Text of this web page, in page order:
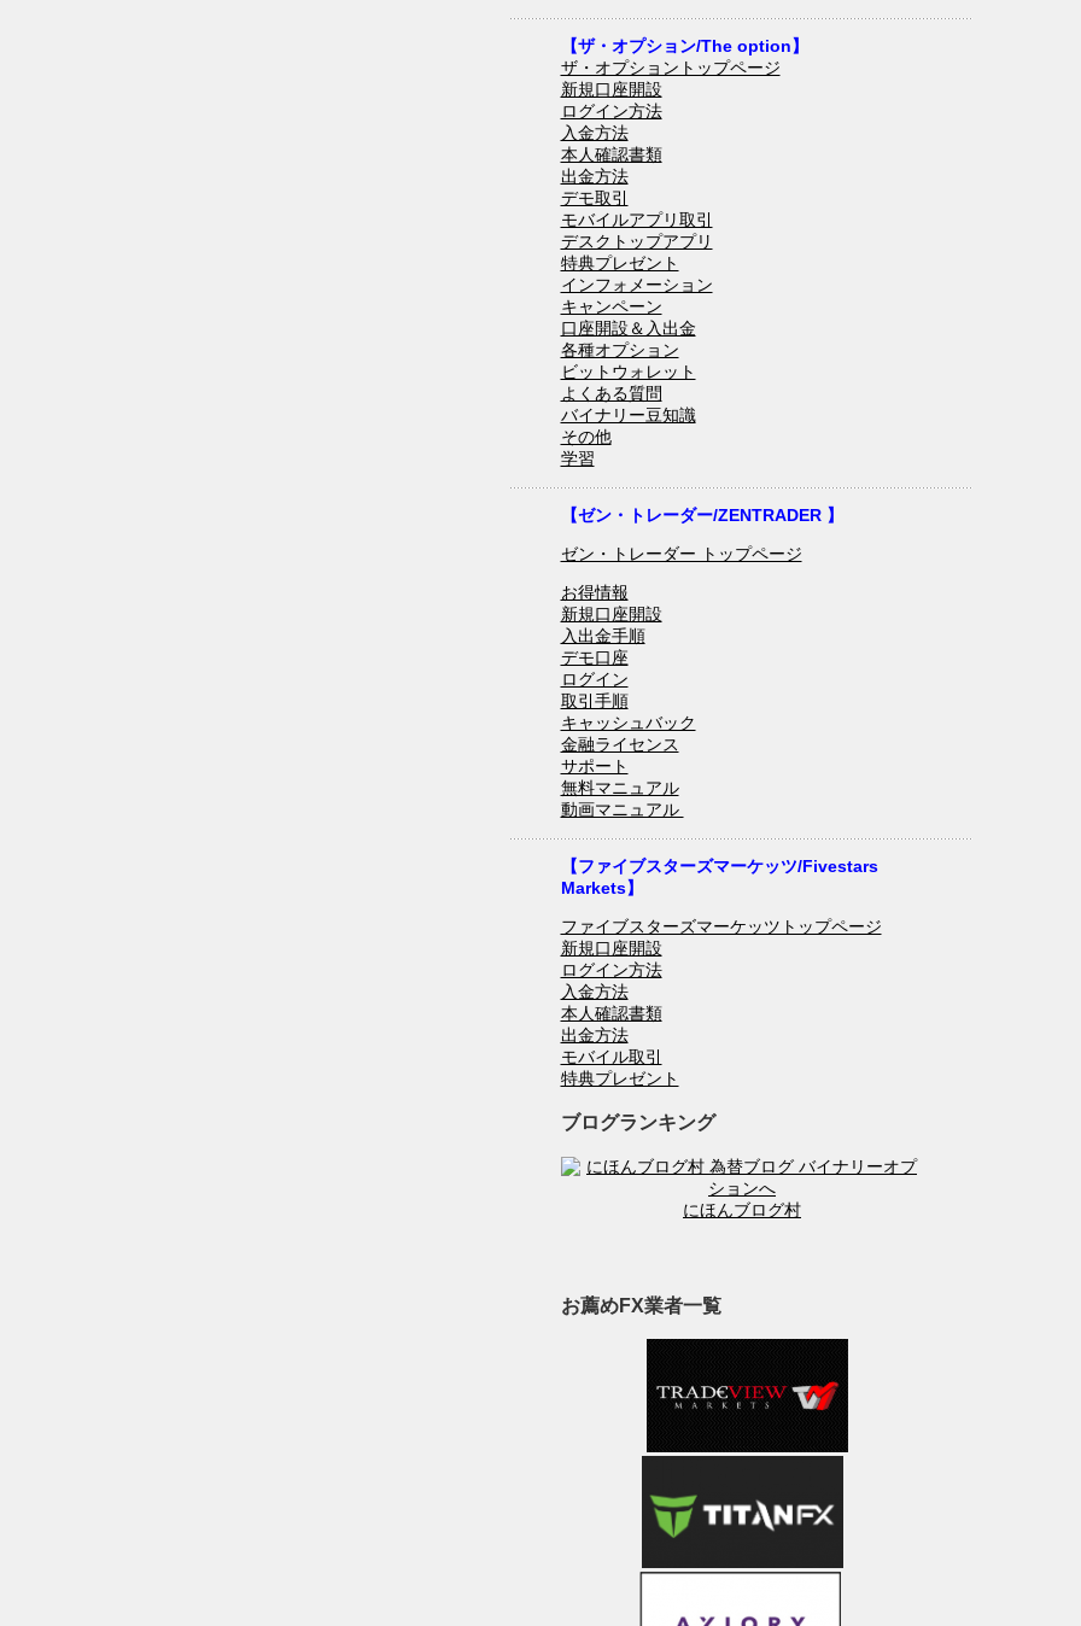
【ザ・オプション/The option】
ザ・オプショントップページ
新規口座開設
ログイン方法
入金方法
本人確認書類
出金方法
デモ取引
モバイルアプリ取引
デスクトップアプリ
特典プレゼント
インフォメーション
キャンペーン
口座開設＆入出金
各種オプション
ビットウォレット
よくある質問
バイナリー豆知識
その他
学習
【ゼン・トレーダー/ZENTRADER 】
ゼン・トレーダー トップページ
お得情報
新規口座開設
入出金手順
デモ口座
ログイン
取引手順
キャッシュバック
金融ライセンス
サポート
無料マニュアル
動画マニュアル
【ファイブスターズマーケッツ/Fivestars
Markets】
ファイブスターズマーケッツトップページ
新規口座開設
ログイン方法
入金方法
本人確認書類
出金方法
モバイル取引
特典プレゼント
ブログランキング
にほんブログ村
お薦めFX業者一覧